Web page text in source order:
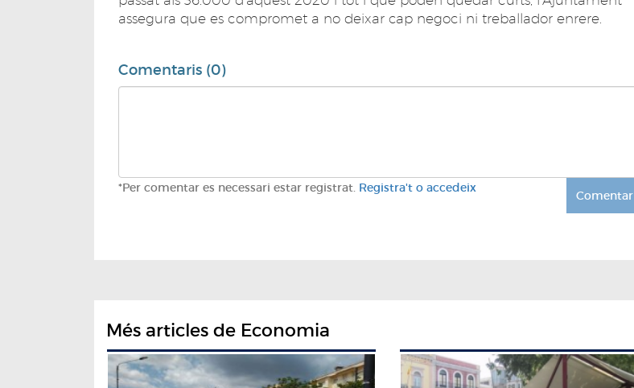
assegura que es compromet a no deixar cap negoci ni treballador enrere.
Comentaris (0)
*Per comentar es necessari estar registrat. Registra't o accedeix
Comentar
Més articles de Economia